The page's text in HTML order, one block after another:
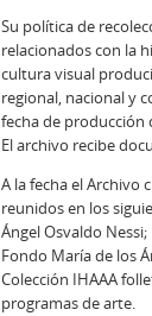
Su política de
relacionados con la
cultura visual
regional, nacional y
fecha de producción
El archivo recibe
A la fecha el Archivo
reunidos en los
Ángel Osvaldo
Fondo María de los
Colección IHAAA
programas de arte.